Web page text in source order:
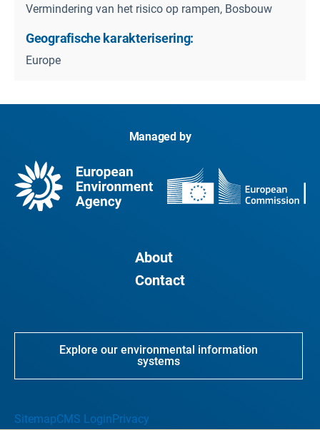
Vermindering van het risico op rampen, Bosbouw
Geografische karakterisering:
Europe
Managed by
About
Contact
Explore our environmental information
systems
SitemapCMS LoginPrivacy